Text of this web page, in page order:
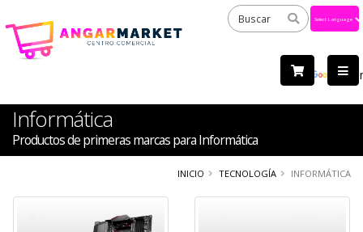
by
Informática
Productos de primeras marcas para Informática
INICIO TECNOLOGÍA INFORMÁTICA